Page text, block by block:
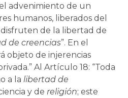
advenimiento de un
humanos, liberados del
de la libertad de
de creencias”. En el
objeto de injerencias
Al Artículo 18: “Toda
a la libertad de
y de religión; este